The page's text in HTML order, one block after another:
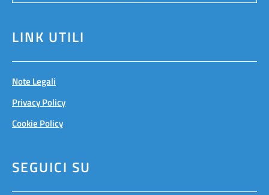
LINK UTILI
Note Legali
Privacy Policy
Cookie Policy
SEGUICI SU